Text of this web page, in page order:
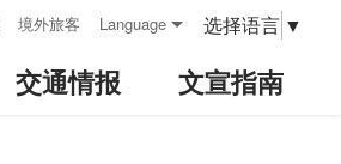
境外旅客 Language 选择语言 ▼
交通情报 文宣指南